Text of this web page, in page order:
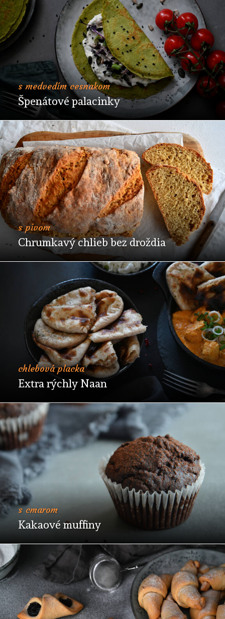
s medvedím cesnakom
Špenátové palacinky
s pivom
Chrumkavý chlieb bez droždia
chlebová placka
Extra rýchly Naan
s cmarom
Kakaové muffiny